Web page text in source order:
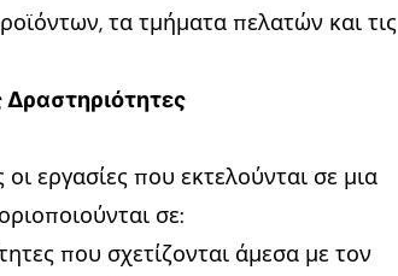
τα τμήματα πελατών και τις
Δραστηριότητες
εργασίες που εκτελούνται σε μια
σε:
που σχετίζονται άμεσα με τον